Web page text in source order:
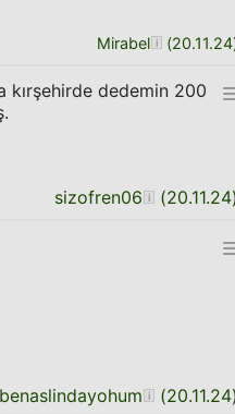
Mirabel (20.11.24
kırşehirde dedemin 200
sizofren06 (20.11.24
benaslindayohum (20.11.24